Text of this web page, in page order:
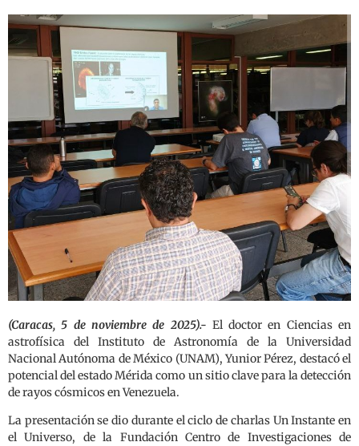
(Caracas, 5 de noviembre de 2025).- El doctor en Ciencias en
astrofísica del Instituto de Astronomía de la Universidad
Nacional Autónoma de México (UNAM), Yunior Pérez, destacó el
potencial del estado Mérida como un sitio clave para la detección
de rayos cósmicos en Venezuela.
La presentación se dio durante el ciclo de charlas Un Instante en
el Universo, de la Fundación Centro de Investigaciones de